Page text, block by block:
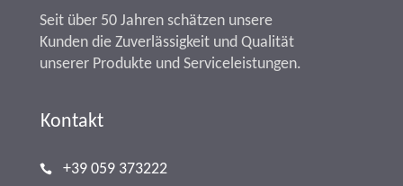
Seit über 50 Jahren schätzen unsere
Kunden die Zuverlässigkeit und Qualität
unserer Produkte und Serviceleistungen.
Kontakt
+39 059 373222